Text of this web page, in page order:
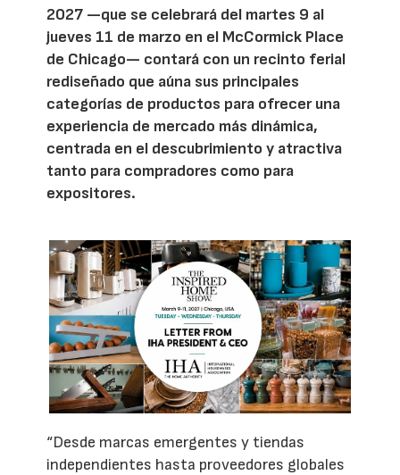
2027 —que se celebrará del martes 9 al
jueves 11 de marzo en el McCormick Place
de Chicago— contará con un recinto ferial
rediseñado que aúna sus principales
categorías de productos para ofrecer una
experiencia de mercado más dinámica,
centrada en el descubrimiento y atractiva
tanto para compradores como para
expositores.
“Desde marcas emergentes y tiendas
independientes hasta proveedores globales